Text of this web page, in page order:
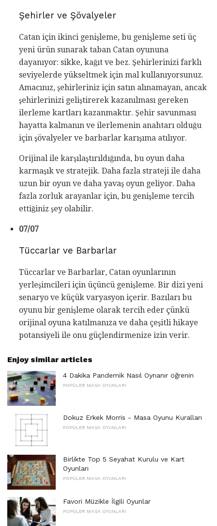
Şehirler ve Şövalyeler
Catan için ikinci genişleme, bu genişleme seti üç
yeni ürün sunarak taban Catan oyununa
dayanıyor: sikke, kağıt ve bez. Şehirlerinizi farklı
seviyelerde yükseltmek için mal kullanıyorsunuz.
Amacınız, şehirleriniz için satın alınamayan, ancak
şehirlerinizi geliştirerek kazanılması gereken
ilerleme kartları kazanmaktır. Şehir savunması
hayatta kalmanın ve ilerlemenin anahtarı olduğu
için şövalyeler ve barbarlar karışıma atılıyor.
Orijinal ile karşılaştırıldığında, bu oyun daha
karmaşık ve stratejik. Daha fazla strateji ile daha
uzun bir oyun ve daha yavaş oyun geliyor. Daha
fazla zorluk arayanlar için, bu genişleme tercih
ettiğiniz şey olabilir.
07/07
Tüccarlar ve Barbarlar
Tüccarlar ve Barbarlar, Catan oyunlarının
yerleşimcileri için üçüncü genişleme. Bir dizi yeni
senaryo ve küçük varyasyon içerir. Bazıları bu
oyunu bir genişleme olarak tercih eder çünkü
orijinal oyuna katılmanıza ve daha çeşitli hikaye
potansiyeli ile onu güçlendirmenize izin verir.
Enjoy similar articles
4 Dakika Pandemik Nasıl Oynanır öğrenin
POPÜLER MASA OYUNLARI
Dokuz Erkek Morris - Masa Oyunu Kuralları
POPÜLER MASA OYUNLARI
Birlikte Top 5 Seyahat Kurulu ve Kart
Oyunları
POPÜLER MASA OYUNLARI
Favori Müzikle İlgili Oyunlar
POPÜLER MASA OYUNLARI